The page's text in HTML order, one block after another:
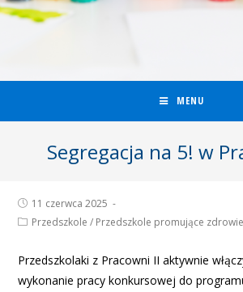
MENU
Segregacja na 5! w
11 czerwca 2025
Przedszkole / Przedszkole promujące zdrowie
Przedszkolaki z Pracowni II aktywnie
wykonanie pracy konkursowej do